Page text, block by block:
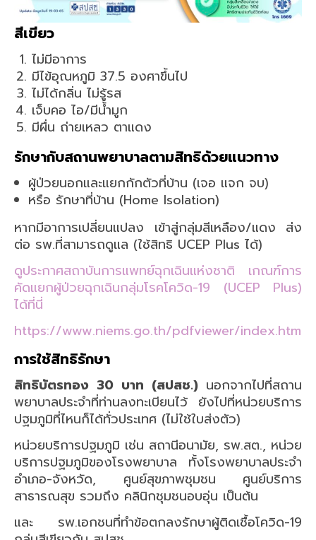
สีเขียว
ไม่มีอาการ
มีไข้อุณหภูมิ 37.5 องศาขึ้นไป
ไม่ได้กลิ่น ไม่รู้รส
เจ็บคอ ไอ/มีน้ำมูก
มีผื่น ถ่ายเหลว ตาแดง
รักษากับสถานพยาบาลตามสิทธิด้วยแนวทาง
ผู้ป่วยนอกและแยกกักตัวที่บ้าน (เจอ แจก จบ)
หรือ รักษาที่บ้าน (Home Isolation)
หากมีอาการเปลี่ยนแปลง เข้าสู่กลุ่มสีเหลือง/แดง ส่ง
ต่อ รพ.ที่สามารถดูแล (ใช้สิทธิ UCEP Plus ได้)
ดูประกาศสถาบันการแพทย์ฉุกเฉินแห่งชาติ เกณฑ์การ
คัดแยกผู้ป่วยฉุกเฉินกลุ่มโรคโควิด-19 (UCEP Plus)
ได้ที่นี่
https://www.niems.go.th/pdfviewer/index.html
การใช้สิทธิรักษา
สิทธิบัตรทอง 30 บาท (สปสช.) นอกจากไปที่สถาน
พยาบาลประจำที่ท่านลงทะเบียนไว้ ยังไปที่หน่วยบริการ
ปฐมภูมิที่ไหนก็ได้ทั่วประเทศ (ไม่ใช้ใบส่งตัว)
หน่วยบริการปฐมภูมิ เช่น สถานีอนามัย, รพ.สต., หน่วย
บริการปฐมภูมิของโรงพยาบาล ทั้งโรงพยาบาลประจำ
อำเภอ-จังหวัด, ศูนย์สุขภาพชุมชน ศูนย์บริการ
สาธารณสุข รวมถึง คลินิกชุมชนอบอุ่น เป็นต้น
และ รพ.เอกชนที่ทำข้อตกลงรักษาผู้ติดเชื้อโควิด-19